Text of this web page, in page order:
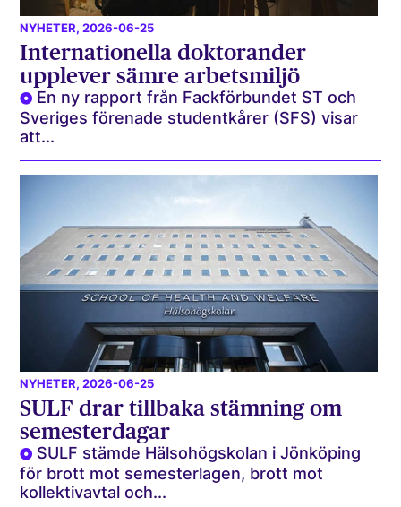
NYHETER, 2026-06-25
Internationella doktorander
upplever sämre arbetsmiljö
En ny rapport från Fackförbundet ST och
Sveriges förenade studentkårer (SFS) visar
att...
NYHETER, 2026-06-25
SULF drar tillbaka stämning om
semesterdagar
SULF stämde Hälsohögskolan i Jönköping
för brott mot semesterlagen, brott mot
kollektivavtal och...